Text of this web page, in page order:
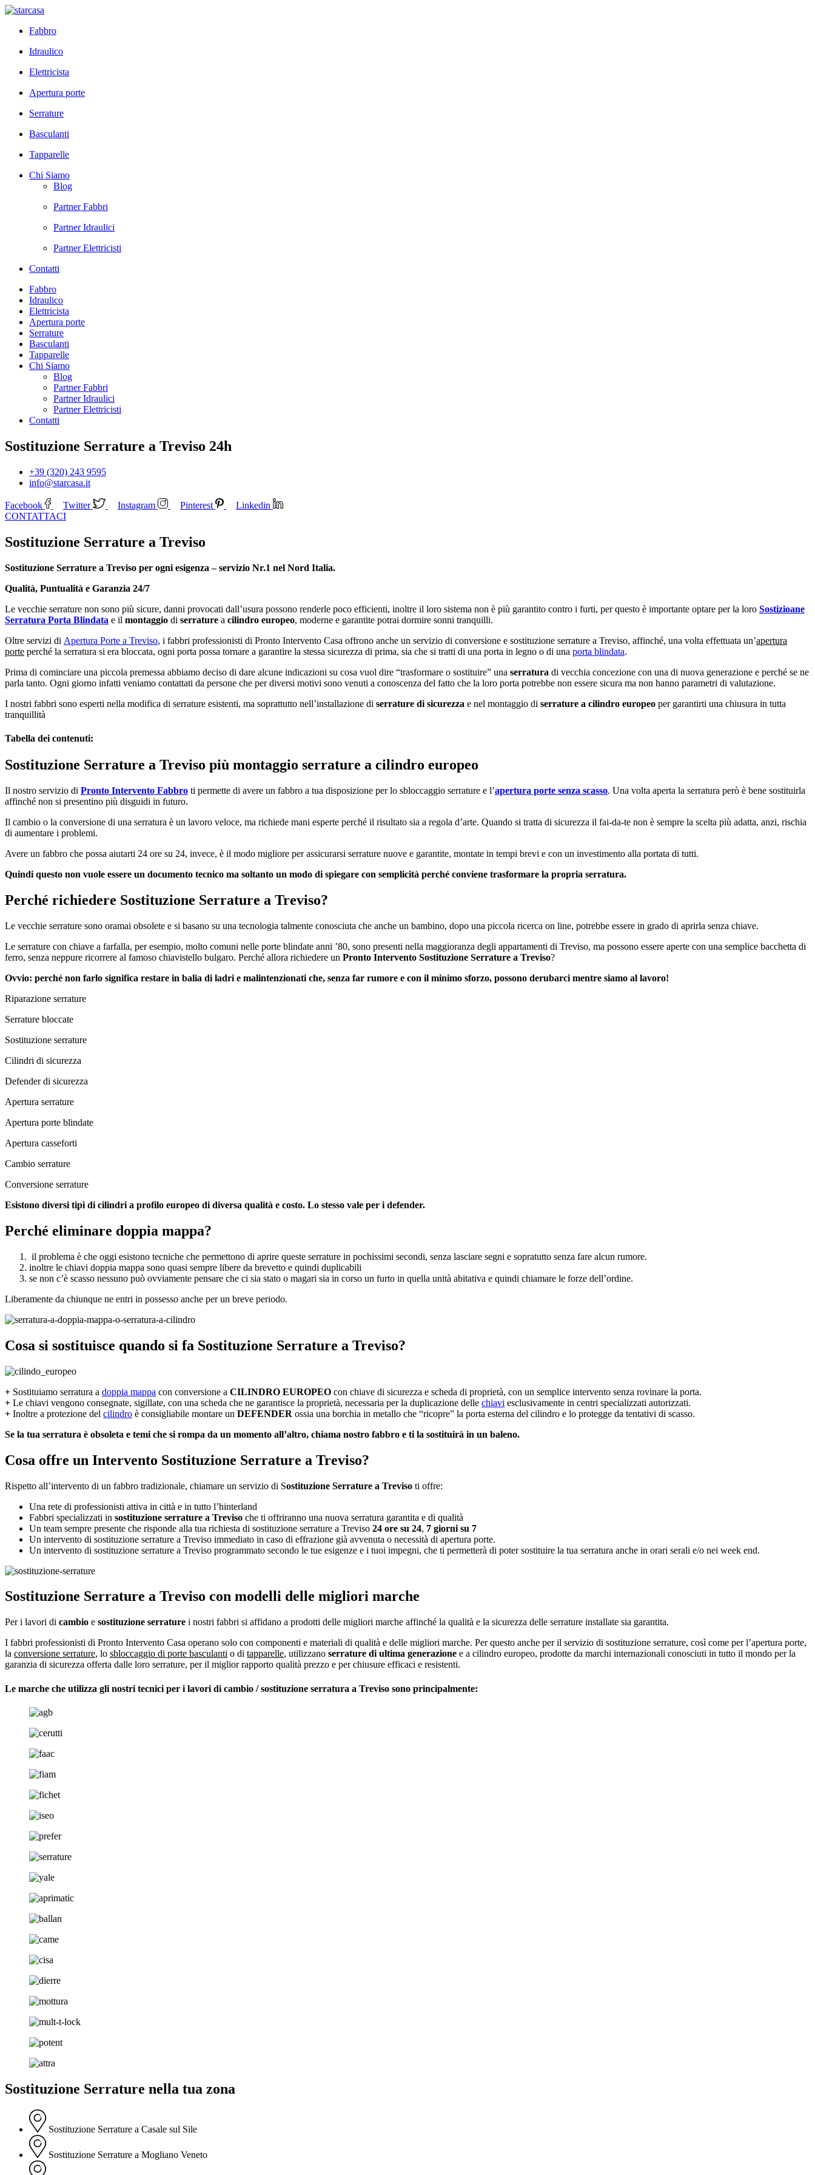
Fabbro
Idraulico
Elettricista
Apertura porte
Serrature
Basculanti
Tapparelle
Chi Siamo
Blog
Partner Fabbri
Partner Idraulici
Partner Elettricisti
Contatti
Fabbro
Idraulico
Elettricista
Apertura porte
Serrature
Basculanti
Tapparelle
Chi Siamo
Blog
Partner Fabbri
Partner Idraulici
Partner Elettricisti
Contatti
Sostituzione Serrature a Treviso 24h
+39 (320) 243 9595
info@starcasa.it
Facebook Twitter Instagram Pinterest
Linkedin
CONTATTACI
Sostituzione Serrature a Treviso
Sostituzione Serrature a Treviso per ogni esigenza – servizio Nr.1 nel Nord Italia.
Qualità, Puntualità e Garanzia 24/7
Le vecchie serrature non sono più sicure, danni provocati dall’usura possono renderle poco efficienti, inoltre il loro sistema non è più garantito contro i furti, per questo è importante optare per la loro Sostizioane
Serratura Porta Blindata e il montaggio di serrature a cilindro europeo, moderne e garantite potrai dormire sonni tranquilli.
Oltre servizi di Apertura Porte a Treviso, i fabbri professionisti di Pronto Intervento Casa offrono anche un servizio di conversione e sostituzione serrature a Treviso, affinché, una volta effettuata un’apertura
porte perché la serratura si era bloccata, ogni porta possa tornare a garantire la stessa sicurezza di prima, sia che si tratti di una porta in legno o di una porta blindata.
Prima di cominciare una piccola premessa abbiamo deciso di dare alcune indicazioni su cosa vuol dire “trasformare o sostituire” una serratura di vecchia concezione con una di nuova generazione e perché se ne
parla tanto. Ogni giorno infatti veniamo contattati da persone che per diversi motivi sono venuti a conoscenza del fatto che la loro porta potrebbe non essere sicura ma non hanno parametri di valutazione.
I nostri fabbri sono esperti nella modifica di serrature esistenti, ma soprattutto nell’installazione di serrature di sicurezza e nel montaggio di serrature a cilindro europeo per garantirti una chiusura in tutta
tranquillità
Tabella dei contenuti:
Sostituzione Serrature a Treviso più montaggio serrature a cilindro europeo
Il nostro servizio di Pronto Intervento Fabbro ti permette di avere un fabbro a tua disposizione per lo sbloccaggio serrature e l’apertura porte senza scasso. Una volta aperta la serratura però è bene sostituirla
affinché non si presentino più disguidi in futuro.
Il cambio o la conversione di una serratura è un lavoro veloce, ma richiede mani esperte perché il risultato sia a regola d’arte. Quando si tratta di sicurezza il fai-da-te non è sempre la scelta più adatta, anzi, rischia
di aumentare i problemi.
Avere un fabbro che possa aiutarti 24 ore su 24, invece, è il modo migliore per assicurarsi serrature nuove e garantite, montate in tempi brevi e con un investimento alla portata di tutti.
Quindi questo non vuole essere un documento tecnico ma soltanto un modo di spiegare con semplicità perché conviene trasformare la propria serratura.
Perché richiedere Sostituzione Serrature a Treviso?
Le vecchie serrature sono oramai obsolete e si basano su una tecnologia talmente conosciuta che anche un bambino, dopo una piccola ricerca on line, potrebbe essere in grado di aprirla senza chiave.
Le serrature con chiave a farfalla, per esempio, molto comuni nelle porte blindate anni ’80, sono presenti nella maggioranza degli appartamenti di Treviso, ma possono essere aperte con una semplice bacchetta di
ferro, senza neppure ricorrere al famoso chiavistello bulgaro. Perché allora richiedere un Pronto Intervento Sostituzione Serrature a Treviso?
Ovvio: perché non farlo significa restare in balia di ladri e malintenzionati che, senza far rumore e con il minimo sforzo, possono derubarci mentre siamo al lavoro!
Riparazione serrature
Serrature bloccate
Sostituzione serrature
Cilindri di sicurezza
Defender di sicurezza
Apertura serrature
Apertura porte blindate
Apertura casseforti
Cambio serrature
Conversione serrature
Esistono diversi tipi di cilindri a profilo europeo di diversa qualità e costo. Lo stesso vale per i defender.
Perché eliminare doppia mappa?
il problema è che oggi esistono tecniche che permettono di aprire queste serrature in pochissimi secondi, senza lasciare segni e sopratutto senza fare alcun rumore.
inoltre le chiavi doppia mappa sono quasi sempre libere da brevetto e quindi duplicabili
se non c’è scasso nessuno può ovviamente pensare che ci sia stato o magari sia in corso un furto in quella unità abitativa e quindi chiamare le forze dell’ordine.
Liberamente da chiunque ne entri in possesso anche per un breve periodo.
Cosa si sostituisce quando si fa Sostituzione Serrature a Treviso?
+ Sostituiamo serratura a doppia mappa con conversione a CILINDRO EUROPEO con chiave di sicurezza e scheda di proprietà, con un semplice intervento senza rovinare la porta.
+ Le chiavi vengono consegnate, sigillate, con una scheda che ne garantisce la proprietà, necessaria per la duplicazione delle chiavi esclusivamente in centri specializzati autorizzati.
+ Inoltre a protezione del cilindro è consigliabile montare un DEFENDER ossia una borchia in metallo che “ricopre” la porta esterna del cilindro e lo protegge da tentativi di scasso.
Se la tua serratura è obsoleta e temi che si rompa da un momento all’altro, chiama nostro fabbro e ti la sostituirà in un baleno.
Cosa offre un Intervento Sostituzione Serrature a Treviso?
Rispetto all’intervento di un fabbro tradizionale, chiamare un servizio di Sostituzione Serrature a Treviso ti offre:
Una rete di professionisti attiva in città e in tutto l’hinterland
Fabbri specializzati in sostituzione serrature a Treviso che ti offriranno una nuova serratura garantita e di qualità
Un team sempre presente che risponde alla tua richiesta di sostituzione serrature a Treviso 24 ore su 24, 7 giorni su 7
Un intervento di sostituzione serrature a Treviso immediato in caso di effrazione già avvenuta o necessità di apertura porte.
Un intervento di sostituzione serrature a Treviso programmato secondo le tue esigenze e i tuoi impegni, che ti permetterà di poter sostituire la tua serratura anche in orari serali e/o nei week end.
Sostituzione Serrature a Treviso con modelli delle migliori marche
Per i lavori di cambio e sostituzione serrature i nostri fabbri si affidano a prodotti delle migliori marche affinché la qualità e la sicurezza delle serrature installate sia garantita.
I fabbri professionisti di Pronto Intervento Casa operano solo con componenti e materiali di qualità e delle migliori marche. Per questo anche per il servizio di sostituzione serrature, così come per l’apertura porte,
la conversione serrature, lo sbloccaggio di porte basculanti o di tapparelle, utilizzano serrature di ultima generazione e a cilindro europeo, prodotte da marchi internazionali conosciuti in tutto il mondo per la
garanzia di sicurezza offerta dalle loro serrature, per il miglior rapporto qualità prezzo e per chiusure efficaci e resistenti.
Le marche che utilizza gli nostri tecnici per i lavori di cambio / sostituzione serratura a Treviso sono principalmente:
Sostituzione Serrature nella tua zona
Sostituzione Serrature a Casale sul Sile
Sostituzione Serrature a Mogliano Veneto